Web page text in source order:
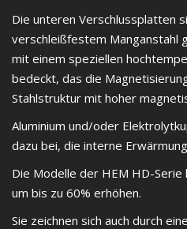
Die unteren Verschlussplatten
verschleißfestem Manganstahl
mit einem speziellen
bedeckt, das die
Stahlstruktur mit hoher
Aluminium und/oder
dazu bei, die interne
Die Modelle der HEM HD-
um bis zu 60% erhöhen.
Sie zeichnen sich auch durch